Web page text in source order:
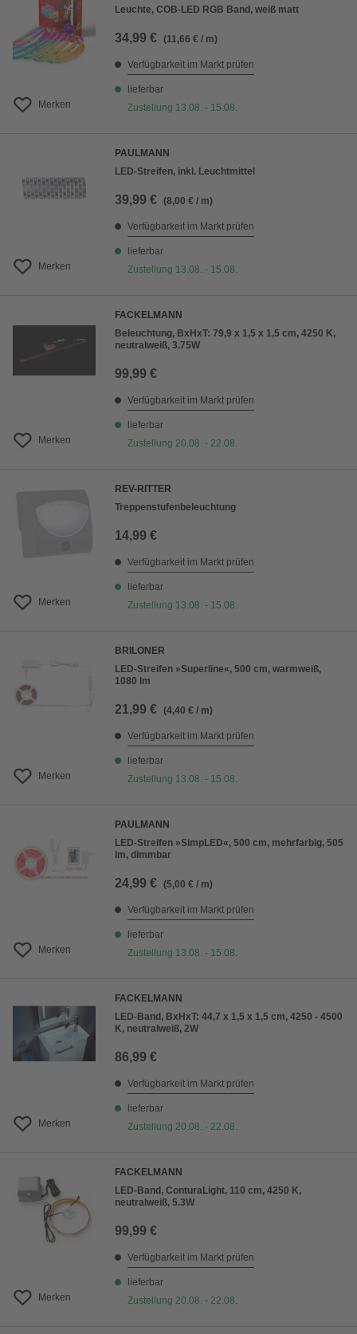
Merken
Leuchte, COB-LED RGB Band, weiß matt
34,99 € (11,66 € / m)
Verfügbarkeit im Markt prüfen
lieferbar
Zustellung 13.08. - 15.08.
Merken
PAULMANN
LED-Streifen, inkl. Leuchtmittel
39,99 € (8,00 € / m)
Verfügbarkeit im Markt prüfen
lieferbar
Zustellung 13.08. - 15.08.
Merken
FACKELMANN
Beleuchtung, BxHxT: 79,9 x 1,5 x 1,5 cm, 4250 K,
neutralweiß, 3.75W
99,99 €
Verfügbarkeit im Markt prüfen
lieferbar
Zustellung 20.08. - 22.08.
Merken
REV-RITTER
Treppenstufenbeleuchtung
14,99 €
Verfügbarkeit im Markt prüfen
lieferbar
Zustellung 13.08. - 15.08.
Merken
BRILONER
LED-Streifen »Superline«, 500 cm, warmweiß,
1080 lm
21,99 € (4,40 € / m)
Verfügbarkeit im Markt prüfen
lieferbar
Zustellung 13.08. - 15.08.
Merken
PAULMANN
LED-Streifen »SimpLED«, 500 cm, mehrfarbig, 505
lm, dimmbar
24,99 € (5,00 € / m)
Verfügbarkeit im Markt prüfen
lieferbar
Zustellung 13.08. - 15.08.
Merken
FACKELMANN
LED-Band, BxHxT: 44,7 x 1,5 x 1,5 cm, 4250 - 4500
K, neutralweiß, 2W
86,99 €
Verfügbarkeit im Markt prüfen
lieferbar
Zustellung 20.08. - 22.08.
Merken
FACKELMANN
LED-Band, ConturaLight, 110 cm, 4250 K,
neutralweiß, 5.3W
99,99 €
Verfügbarkeit im Markt prüfen
lieferbar
Zustellung 20.08. - 22.08.